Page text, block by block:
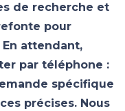
de recherche et
pour
attendant,
par téléphone :
spécifique
précises. Nous